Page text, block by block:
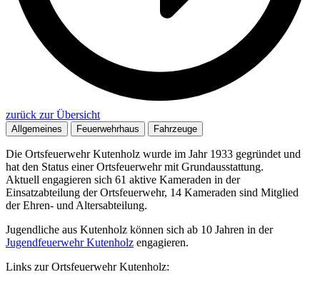
zurück zur Übersicht
Allgemeines Feuerwehrhaus Fahrzeuge
Die Ortsfeuerwehr Kutenholz wurde im Jahr 1933 gegründet und
hat den Status einer Ortsfeuerwehr mit Grundausstattung.
Aktuell engagieren sich 61 aktive Kameraden in der
Einsatzabteilung der Ortsfeuerwehr, 14 Kameraden sind Mitglied
der Ehren- und Altersabteilung.
Jugendliche aus Kutenholz können sich ab 10 Jahren in der
Jugendfeuerwehr Kutenholz engagieren.
Links zur Ortsfeuerwehr Kutenholz: